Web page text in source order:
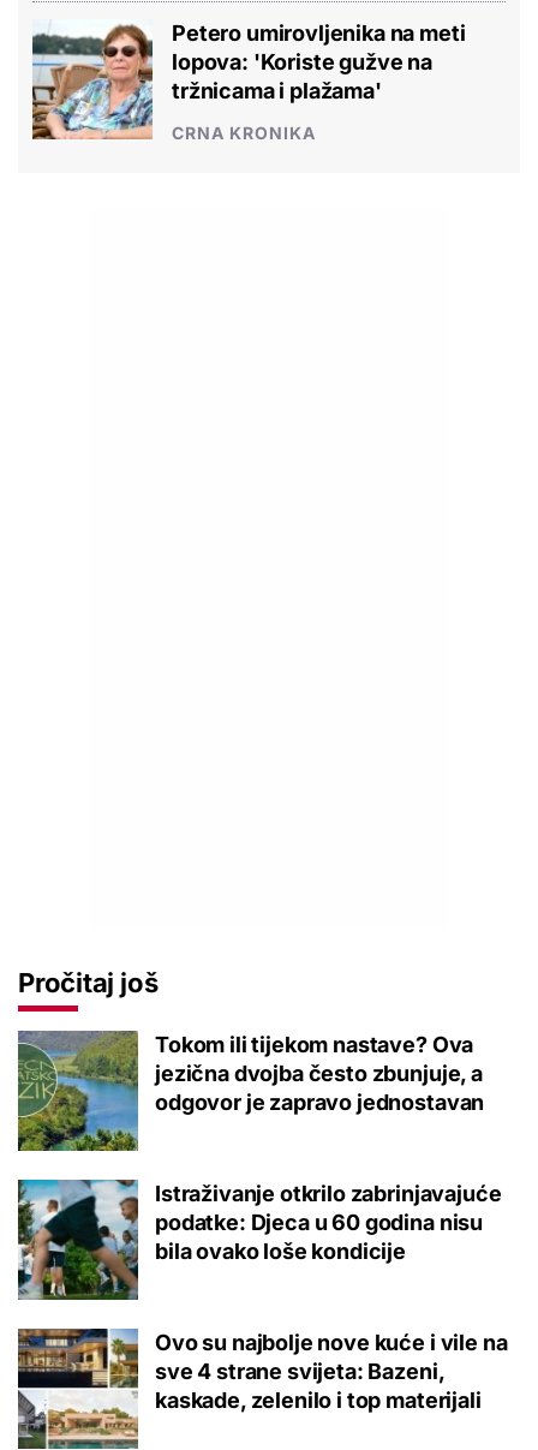
Petero umirovljenika na meti
lopova: 'Koriste gužve na
tržnicama i plažama'
CRNA KRONIKA
Pročitaj još
Tokom ili tijekom nastave? Ova
jezična dvojba često zbunjuje, a
odgovor je zapravo jednostavan
Istraživanje otkrilo zabrinjavajuće
podatke: Djeca u 60 godina nisu
bila ovako loše kondicije
Ovo su najbolje nove kuće i vile na
sve 4 strane svijeta: Bazeni,
kaskade, zelenilo i top materijali